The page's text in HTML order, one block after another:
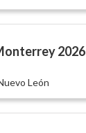
2026
León